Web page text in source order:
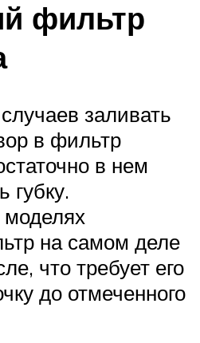
фильтр
заливать
в фильтр
в нем
губку.
на самом деле
что требует его
до отмеченного